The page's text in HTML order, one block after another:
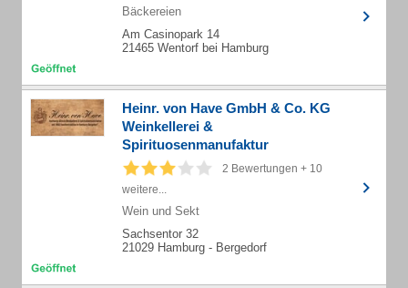
Bäckereien
Am Casinopark 14
21465 Wentorf bei Hamburg
Heinr. von Have GmbH & Co. KG
Weinkellerei &
Spirituosenmanufaktur
2 Bewertungen + 10
weitere...
Wein und Sekt
Sachsentor 32
21029 Hamburg - Bergedorf